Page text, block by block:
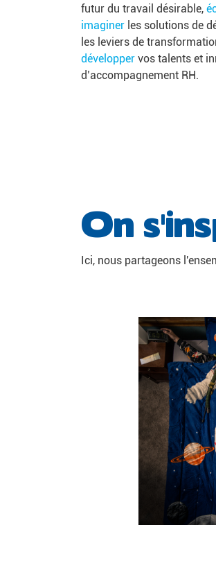
futur du travail désirable,
imaginer les solutions de
les leviers de
développer vos talents et
d’accompagnement RH.
On
Ici, nous partageons